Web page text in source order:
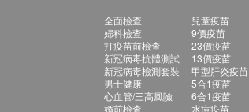
全面檢查
婦科檢查
打疫苗前檢查
新冠病毒抗體測試
新冠病毒檢測套裝
男士健康
心血管/三高風險
婚前檢查
兒童疫苗
9價疫苗
23價疫苗
13價疫苗
甲型肝炎疫苗
5合1疫苗
6合1疫苗
水痘疫苗